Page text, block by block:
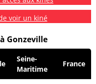
voir un kiné
Gonzeville
Seine-
Maritime
France